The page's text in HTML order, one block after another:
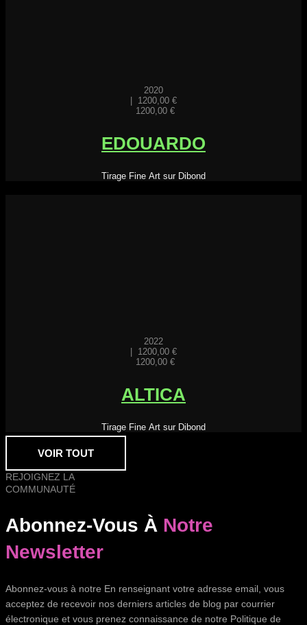
2020
1200,00 €
1200,00 €
EDOUARDO
Tirage Fine Art sur Dibond
2022
1200,00 €
1200,00 €
ALTICA
Tirage Fine Art sur Dibond
VOIR TOUT
REJOIGNEZ LA
COMMUNAUTÉ
Abonnez-Vous À Notre
Newsletter
Abonnez-vous à notre En renseignant votre adresse email, vous
acceptez de recevoir nos derniers articles de blog par courrier
électronique et vous prenez connaissance de notre Politique de